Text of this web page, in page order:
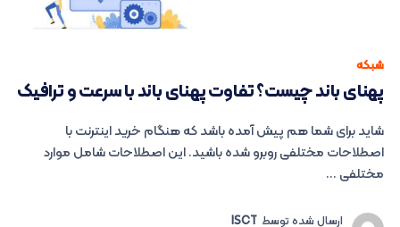
شبکه
پهنای باند چیست؟ تفاوت پهنای باند با سرعت و ترافیک
شاید برای شما هم پیش آمده باشد که هنگام خرید اینترنت با
اصطلاحات مختلفی روبرو شده باشید. این اصطلاحات شامل موارد
مختلفی ...
ارسال شده توسط ISCT